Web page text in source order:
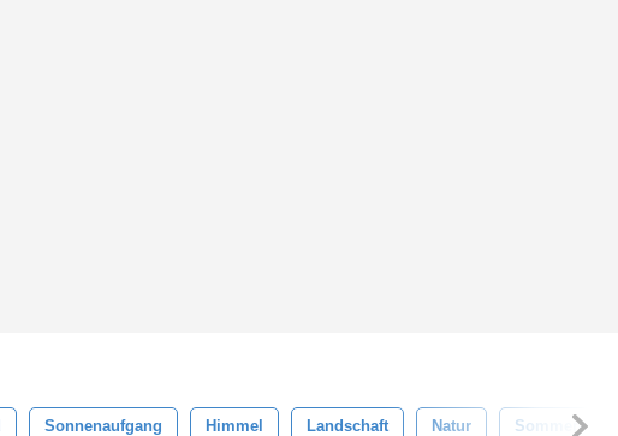
Sonnenaufgang Himmel Landschaft Natur Sommer-